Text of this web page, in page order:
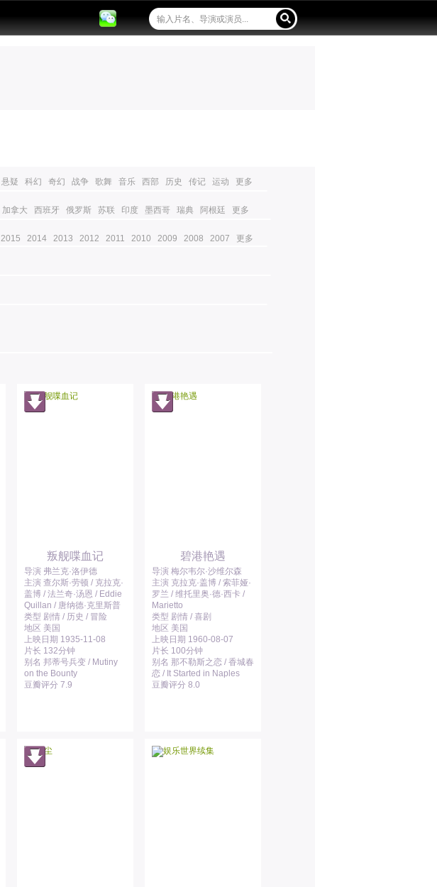
悬疑 科幻 奇幻 战争 歌舞 音乐 西部 历史 传记 运动 更多
加拿大 西班牙 俄罗斯 苏联 印度 墨西哥 瑞典 阿根廷 更多
2015 2014 2013 2012 2011 2010 2009 2008 2007 更多
叛舰喋血记
导演 弗兰克·洛伊德
主演 查尔斯·劳顿 / 克拉克·
盖博 / 法兰奇·汤恩 / Eddie
Quillan / 唐纳德·克里斯普
类型 剧情 / 历史 / 冒险
地区 美国
上映日期 1935-11-08
片长 132分钟
别名 邦蒂号兵变 / Mutiny
on the Bounty
豆瓣评分 7.9
碧港艳遇
导演 梅尔韦尔·沙维尔森
主演 克拉克·盖博 / 索菲娅·
罗兰 / 维托里奥·德·西卡 /
Marietto
类型 剧情 / 喜剧
地区 美国
上映日期 1960-08-07
片长 100分钟
别名 那不勒斯之恋 / 香城春
恋 / It Started in Naples
豆瓣评分 8.0